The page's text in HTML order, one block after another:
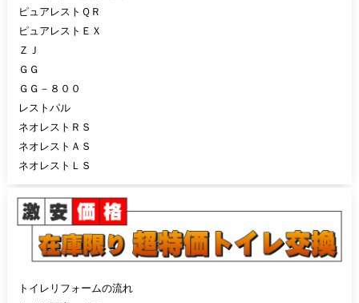
ピュアレストＱＲ
ピュアレストＥＸ
ＺＪ
ＧＧ
ＧＧ－８００
レストパル
ネオレストＲＳ
ネオレストＡＳ
ネオレストＬＳ
トイレリフォームの流れ